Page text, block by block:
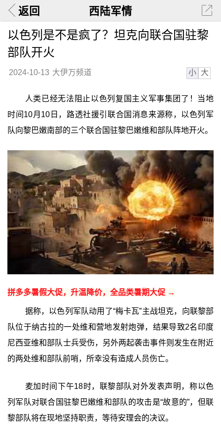
返回 西陆军情
以色列是不是疯了？坦克向联合国驻黎
部队开火
2024-10-13 大伊万频道 小 大
人类已经无法阻止以色列复国主义军事集团了！当地
时间10月10日，路透社援引联合国消息来源称，以色列军
队向黎巴嫩南部的三个联合国驻黎巴嫩维和部队阵地开火。
拼多多暑假大促，升温降价，全品类暑期大促 →
据称，以色列军队动用了“梅卡瓦”主战坦克，向联黎部
队位于纳古拉的一处维和营地发射炮弹，结果导致2名印度
尼西亚维和部队士兵受伤，另外两起袭击事件则发生在附近
的两处维和部队前哨，所幸没有造成人员伤亡。
麦加时间下午18时，联黎部队对外发表声明，称以色
列军队对联合国驻黎巴嫩维和部队的攻击是“故意的”，但联
黎部队将在现地坚持职责，等待安理会的决议。